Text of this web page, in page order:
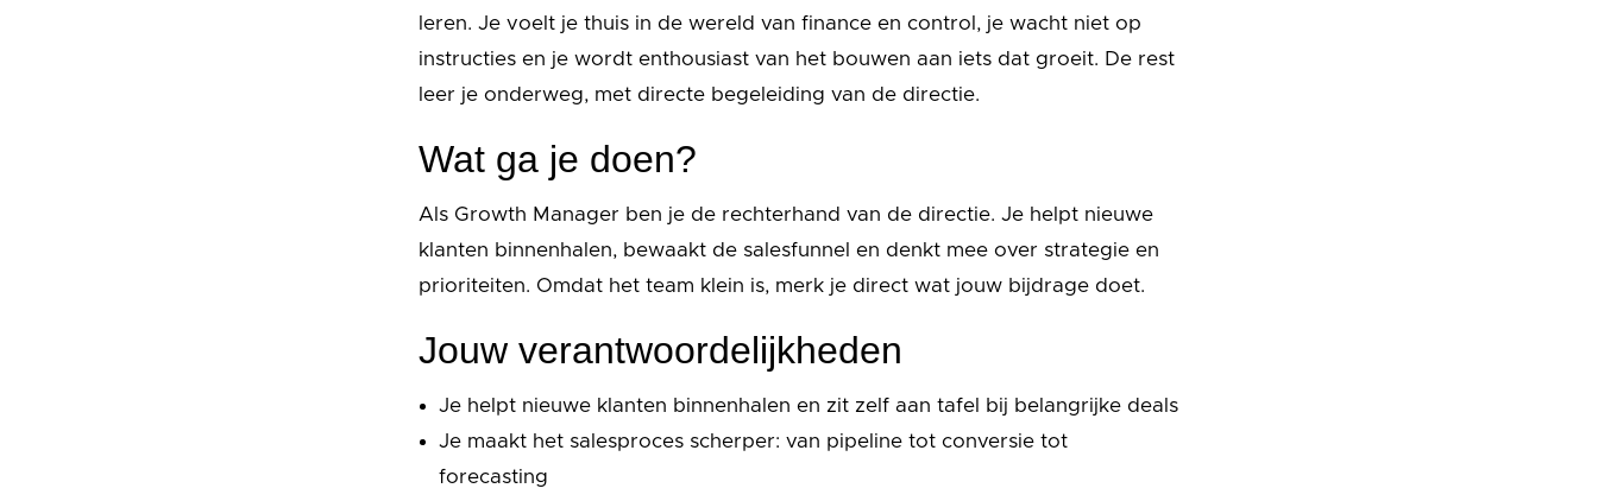
leren. Je voelt je thuis in de wereld van finance en control, je wacht niet op
instructies en je wordt enthousiast van het bouwen aan iets dat groeit. De rest
leer je onderweg, met directe begeleiding van de directie.
Wat ga je doen?
Als Growth Manager ben je de rechterhand van de directie. Je helpt nieuwe
klanten binnenhalen, bewaakt de salesfunnel en denkt mee over strategie en
prioriteiten. Omdat het team klein is, merk je direct wat jouw bijdrage doet.
Jouw verantwoordelijkheden
Je helpt nieuwe klanten binnenhalen en zit zelf aan tafel bij belangrijke deals
Je maakt het salesproces scherper: van pipeline tot conversie tot
forecasting